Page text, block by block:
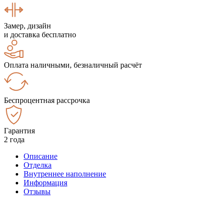
Замер, дизайн
и доставка бесплатно
Оплата наличными, безналичный расчёт
Беспроцентная рассрочка
Гарантия
2 года
Описание
Отделка
Внутреннее наполнение
Информация
Отзывы